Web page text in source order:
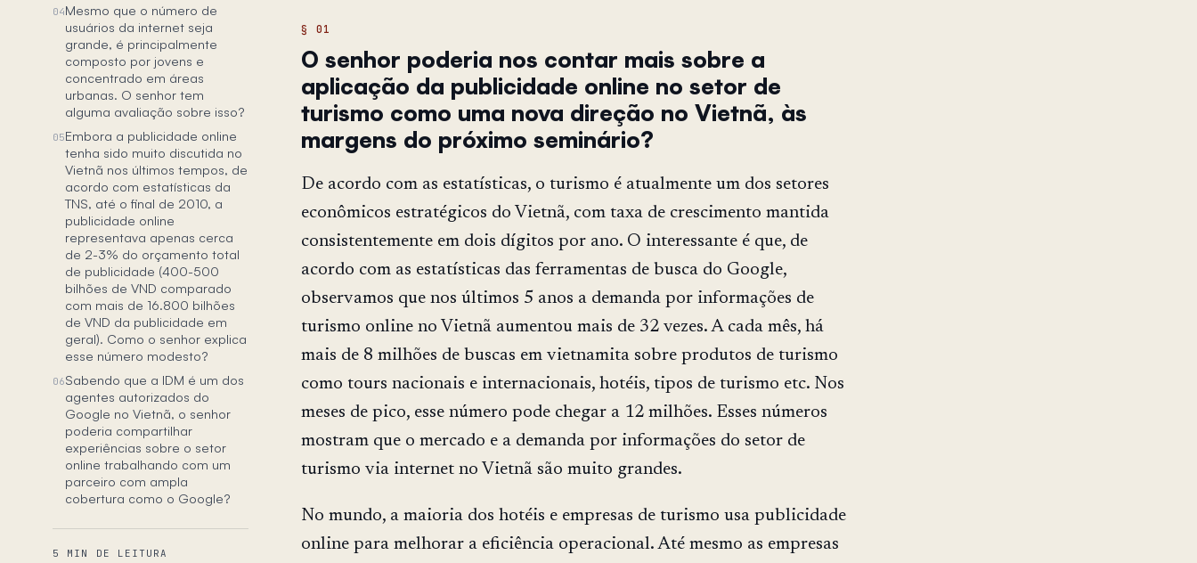
04Mesmo que o número de
usuários da internet seja
grande, é principalmente
composto por jovens e
concentrado em áreas
urbanas. O senhor tem
alguma avaliação sobre isso?
05Embora a publicidade online
tenha sido muito discutida no
Vietnã nos últimos tempos, de
acordo com estatísticas da
TNS, até o final de 2010, a
publicidade online
representava apenas cerca
de 2-3% do orçamento total
de publicidade (400-500
bilhões de VND comparado
com mais de 16.800 bilhões
de VND da publicidade em
geral). Como o senhor explica
esse número modesto?
06Sabendo que a IDM é um dos
agentes autorizados do
Google no Vietnã, o senhor
poderia compartilhar
experiências sobre o setor
online trabalhando com um
parceiro com ampla
cobertura como o Google?
5 MIN DE LEITURA
O senhor poderia nos contar mais sobre a
aplicação da publicidade online no setor de
turismo como uma nova direção no Vietnã, às
margens do próximo seminário?
De acordo com as estatísticas, o turismo é atualmente um dos setores
econômicos estratégicos do Vietnã, com taxa de crescimento mantida
consistentemente em dois dígitos por ano. O interessante é que, de
acordo com as estatísticas das ferramentas de busca do Google,
observamos que nos últimos 5 anos a demanda por informações de
turismo online no Vietnã aumentou mais de 32 vezes. A cada mês, há
mais de 8 milhões de buscas em vietnamita sobre produtos de turismo
como tours nacionais e internacionais, hotéis, tipos de turismo etc. Nos
meses de pico, esse número pode chegar a 12 milhões. Esses números
mostram que o mercado e a demanda por informações do setor de
turismo via internet no Vietnã são muito grandes.
No mundo, a maioria dos hotéis e empresas de turismo usa publicidade
online para melhorar a eficiência operacional. Até mesmo as empresas